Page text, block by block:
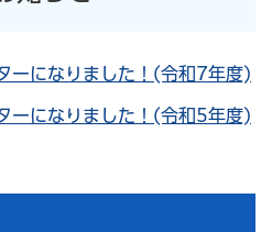
ーになりました！(令和7年度)
ーになりました！(令和5年度)